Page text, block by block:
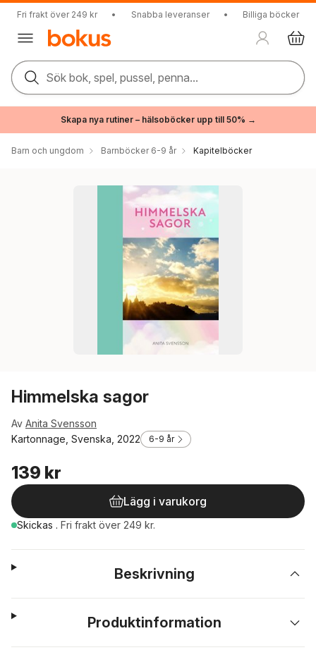
Fri frakt över 249 kr • Snabba leveranser • Billiga böcker
Sök bok, spel, pussel, penna...
Skapa nya rutiner – hälsoböcker upp till 50% →
Barn och ungdom Barnböcker 6-9 år Kapitelböcker
Himmelska sagor
Av Anita Svensson
Kartonnage, Svenska, 2022
6-9 år
139 kr
Lägg i varukorg
Skickas . Fri frakt över 249 kr.
Beskrivning
Produktinformation